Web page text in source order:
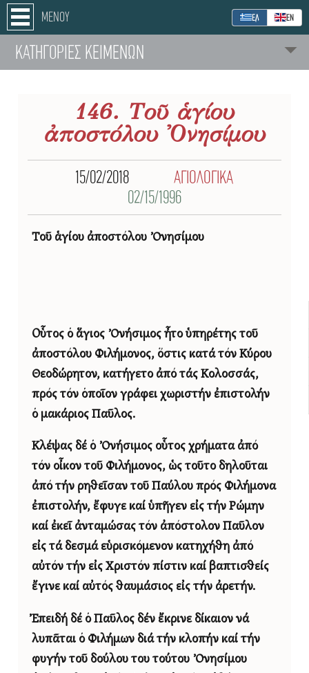
ΜΕΝΟΥ ΕΛ ΕΝ
ΚΑΤΗΓΟΡΙΕΣ ΚΕΙΜΕΝΩΝ
146. Τοῦ ἁγίου
ἀποστόλου Ὀνησίμου
15/02/2018
ΑΓΙΟΛΟΓΙΚΑ
02/15/1996
Τοῦ ἁγίου ἀποστόλου Ὀνησίμου
Οὗτος ὁ ἅγιος Ὀνήσιμος ἦτο ὑπηρέτης τοῦ
ἀποστόλου Φιλήμονος, ὅστις κατά τόν Κύρου
Θεοδώρητον, κατήγετο ἀπό τάς Κολοσσάς,
πρός τόν ὁποῖον γράφει χωριστήν ἐπιστολήν
ὁ μακάριος Παῦλος.
Κλέψας δέ ὁ Ὀνήσιμος οὗτος χρήματα ἀπό
τόν οἶκον τοῦ Φιλήμονος, ὡς τοῦτο δηλοῦται
ἀπό τήν ρηθεῖσαν τοῦ Παύλου πρός Φιλήμονα
ἐπιστολήν, ἔφυγε καί ὑπῆγεν εἰς τήν Ρώμην
καί ἐκεῖ ἀνταμώσας τόν ἀπόστολον Παῦλον
εἰς τά δεσμά εὑρισκόμενον κατηχήθη ἀπό
αὐτόν τήν εἰς Χριστόν πίστιν καί βαπτισθείς
ἔγινε καί αὐτός θαυμάσιος εἰς τήν ἀρετήν.
Ἐπειδή δέ ὁ Παῦλος δέν ἔκρινε δίκαιον νά
λυπᾶται ὁ Φιλήμων διά τήν κλοπήν καί τήν
φυγήν τοῦ δούλου του τούτου Ὀνησίμου